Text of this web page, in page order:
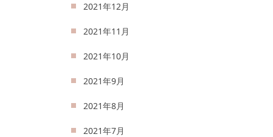
2021年12月
2021年11月
2021年10月
2021年9月
2021年8月
2021年7月